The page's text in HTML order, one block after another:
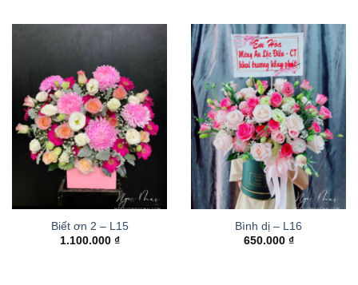
Biết ơn 2 – L15
1.100.000 ₫
Bình dị – L16
650.000 ₫